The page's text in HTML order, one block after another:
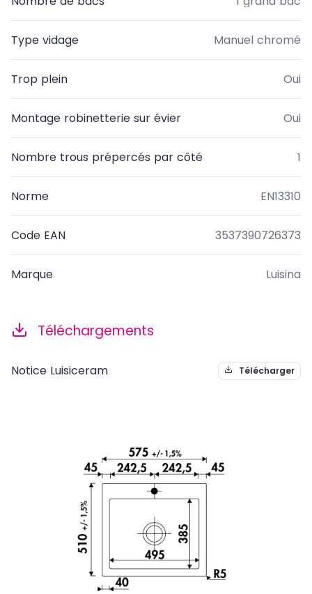
Type vidage Manuel chromé
Trop plein Oui
Montage robinetterie sur évier Oui
Nombre trous prépercés par côté 1
Norme EN13310
Code EAN 3537390726373
Marque Luisina
Téléchargements
Notice Luisiceram Télécharger